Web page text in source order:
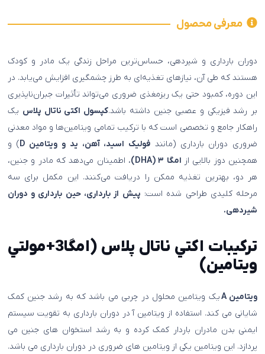
معرفی محصول
دوران بارداری و شیردهی، حساس‌ترین مراحل زندگی یک مادر و کودک
هستند که طی آن، نیازهای تغذیه‌ای به طرز چشمگیری افزایش می‌یابد. در
این دوره، کمبود حتی یک ریزمغذی ضروری می‌تواند تأثیرات جبران‌ناپذیری
بر رشد فیزیکی و عصبی جنین داشته باشد.کپسول اکتی ناتال پلاس یک
راهکار جامع و تخصصی است که با ترکیب تمامی ویتامین‌ها و مواد معدنی
ضروری دوران بارداری (مانند فولیک اسید، آهن، ید و ویتامین D
) و
همچنین دوز بالایی از امگا ۳ (DHA)
، اطمینان می‌دهد که مادر و جنین،
هر دو، بهترین تغذیه ممکن را دریافت می‌کنند. این مکمل برای سه
مرحله کلیدی طراحی شده است: پیش از بارداری، حین بارداری و دوران
شیردهی.
ترکیبات اکتي ناتال پلاس (امگا3+مولتي
ويتامين)
ویتامین A
یک ویتامین محلول در چربی می باشد که به رشد جنین کمک
شایانی می کند. استفاده از ویتامین آ در دوران بارداری به تقویت سیستم
ایمنی بدن مادران باردار کمک کرده و به رشد استخوان های جنین می
پردازد. این ویتامین یکی از ویتامین های ضروری در دوران بارداری می باشد.